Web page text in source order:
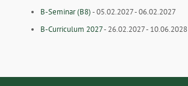
B-Seminar (B8)- 05.02.2027 - 06.02.2027
B-Curriculum 2027- 26.02.2027 - 10.06.2028